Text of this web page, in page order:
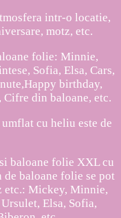
intr-o locatie,
motz, etc.
folie: Minnie,
Sofia, Elsa, Cars,
birthday,
Cifre din baloane, etc.
cu heliu este de
baloane folie XXL cu
de baloane folie se pot
etc.: Mickey, Minnie,
Elsa, Sofia,